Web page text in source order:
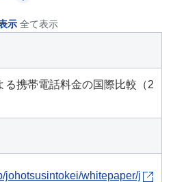
示 全て表示
る携帯電話料金の国際比較（2
johotsusintokei/whitepaper/j